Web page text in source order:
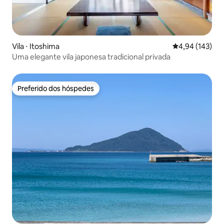
Vila ⋅ Itoshima 4,94 de uma
4,94 (143)
Uma elegante vila japonesa tradicional privada
Preferido dos hóspedes
Preferido dos hóspedes